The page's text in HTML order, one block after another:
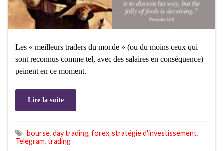
Les « meilleurs traders du monde » (ou du moins ceux qui
sont reconnus comme tel, avec des salaires en conséquence)
peinent en ce moment.
Lire la suite
bourse, day trading, forex, stratégie d'investissement,
Telegram, trading